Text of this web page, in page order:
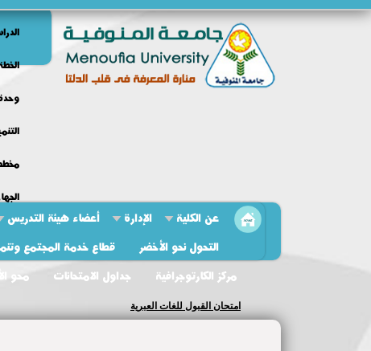
عن الكلية الإدارة أعضاء هيئة التدريس
التحول نحو الأخضر
قطاع خدمة المجتمع
مركز الكارتوجرافية
جداول الامتحانات محو
اجتماع وحدة الجوده